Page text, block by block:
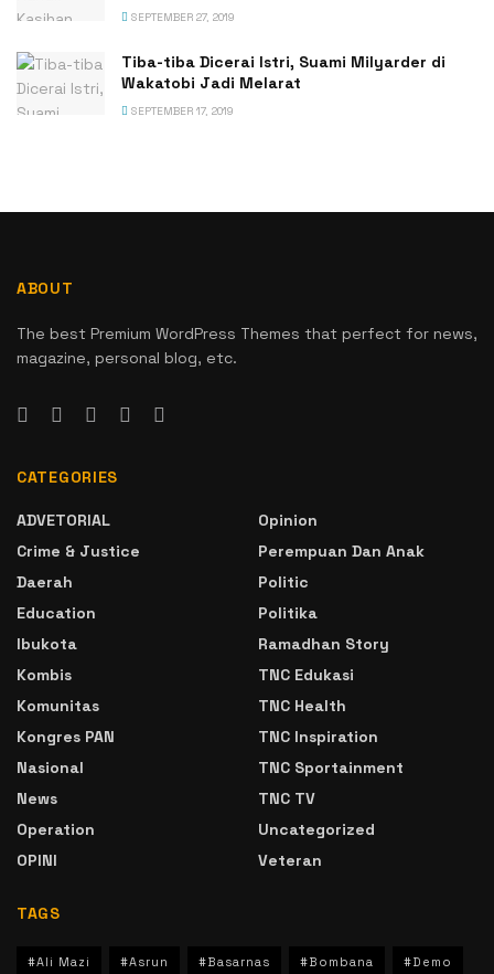
SEPTEMBER 27, 2019
Tiba-tiba Dicerai Istri, Suami Milyarder di
Wakatobi Jadi Melarat
SEPTEMBER 17, 2019
ABOUT
The best Premium WordPress Themes that perfect for news,
magazine, personal blog, etc.
CATEGORIES
ADVETORIAL
Crime & Justice
Daerah
Education
Ibukota
Kombis
Komunitas
Kongres PAN
Nasional
News
Operation
OPINI
Opinion
Perempuan Dan Anak
Politic
Politika
Ramadhan Story
TNC Edukasi
TNC Health
TNC Inspiration
TNC Sportainment
TNC TV
Uncategorized
Veteran
TAGS
#Ali Mazi #Asrun #Basarnas #Bombana #Demo